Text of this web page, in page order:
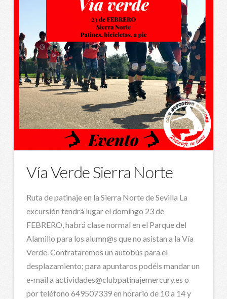
Vía Verde Sierra Norte
Ruta de patinaje en la Sierra Norte de Sevilla La
excursión tendrá lugar el domingo 23 de
FEBRERO, habrá clase normal en el Parque del
Alamillo para los alumn@s que no asistan a la Vía
Verde. Contrataremos un autobús para el
desplazamiento; para apuntaros podéis mandar un
e-mail a actividades@clubpatinajemercury.es o
por teléfono 649507339 en horario de 10 a 14 y